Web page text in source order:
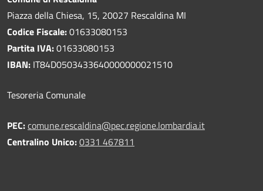
Piazza della Chiesa, 15, 20027 Rescaldina MI
Codice Fiscale:01633080153
Partita IVA:01633080153
IBAN: IT84D0503433640000000021510
Tesoreria Comunale
PEC:comune.rescaldina@pec.regione.lombardia.it
Centralino Unico:0331 467811